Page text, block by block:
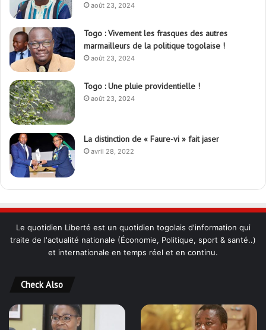
août 23, 2024
Togo : Vivement les frasques des autres
marmailleurs de la politique togolaise !
août 23, 2024
Togo : Une pluie providentielle !
août 23, 2024
La distinction de « Faure-vi » fait jaser
avril 28, 2022
Le quotidien Liberté est un quotidien togolais d'information qui
traite de l'actualité nationale (Économie, Politique, sport & santé..)
et internationale en temps réel et en continu.
Check Also